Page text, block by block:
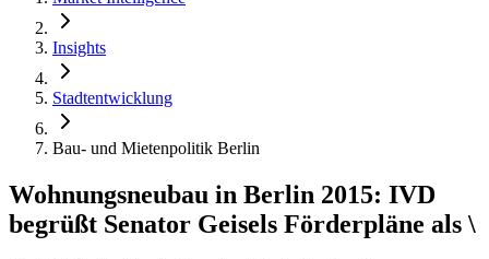
Insights
Stadtentwicklung
Bau- und Mietenpolitik Berlin
Wohnungsneubau in Berlin 2015: IVD
begrüßt Senator Geisels Förderpläne als \